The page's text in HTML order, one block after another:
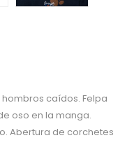
caídos. Felpa
oso en la manga.
Abertura de corchetes